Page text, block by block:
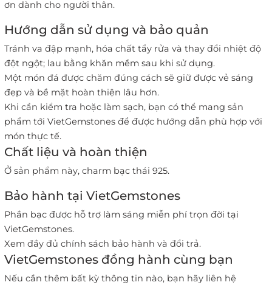
ơn dành cho người thân.
Hướng dẫn sử dụng và bảo quản
Tránh va đập mạnh, hóa chất tẩy rửa và thay đổi nhiệt độ
đột ngột; lau bằng khăn mềm sau khi sử dụng.
Một món đá được chăm đúng cách sẽ giữ được vẻ sáng
đẹp và bề mặt hoàn thiện lâu hơn.
Khi cần kiểm tra hoặc làm sạch, bạn có thể mang sản
phẩm tới VietGemstones để được hướng dẫn phù hợp với
món thực tế.
Chất liệu và hoàn thiện
Ở sản phẩm này, charm bạc thái 925.
Bảo hành tại VietGemstones
Phần bạc được hỗ trợ làm sáng miễn phí trọn đời tại
VietGemstones.
Xem đầy đủ chính sách bảo hành và đổi trả.
VietGemstones đồng hành cùng bạn
Nếu cần thêm bất kỳ thông tin nào, bạn hãy liên hệ